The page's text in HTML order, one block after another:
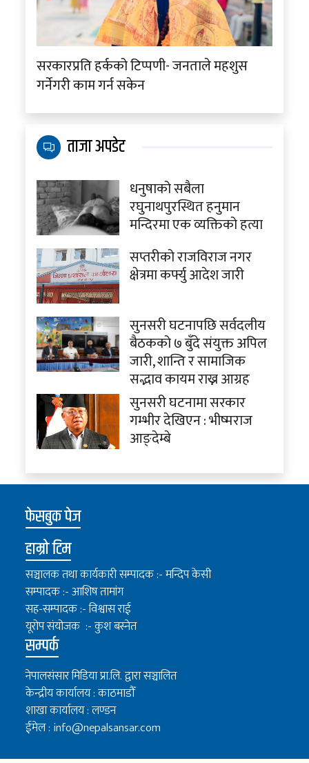
सरकारप्रति हर्कको टिप्पणी- जनताले महशुस
गर्नेगरी काम गर्न सकेन
ताजा अपडेट
धनुषाको सबैला
रघुनाथपुरस्थित हनुमान
मन्दिरमा एक व्यक्तिको हत्या
सप्तरीको राजविराज नगर
क्षेत्रमा कर्फ्यु आदेश जारी
सुनसरी घटनापछि सर्वदलीय
बैठकको ७ बुँदे संयुक्त अपिल
जारी, शान्ति र सामाजिक
सद्भाव कायम राख्न आग्रह
सुनसरी घटनामा सरकार
गम्भीर देखिएन : भीष्मराज
आङ्देम्बे
फेसबुक पेज
हाम्रो टिम
सञ्चालक तथा कार्यकारी सम्पादक :- मन्दिप केसी
सम्पादक :- आशिष तामांग
सह-सम्पादक :- विश्वास राई
यूरोप संयोजक :- कुश बस्नेत
सम्पर्क
नेपालसंसार मिडिया प्रा.लि. द्वारा सञ्चालित
केन्द्रीय कार्यालय : काठमाडौँ
शाखा कार्यालय : लण्डन
ईमेल : info@nepalsansar.com